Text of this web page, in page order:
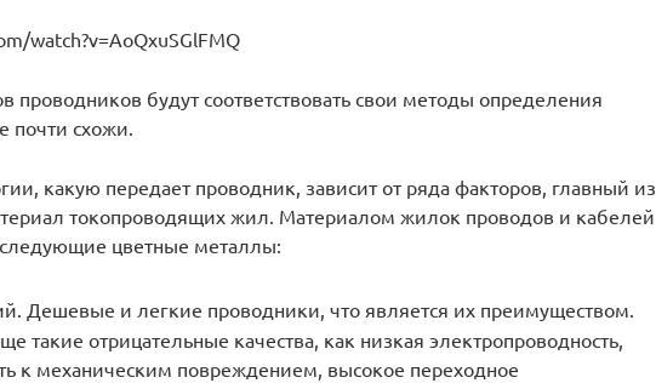
watch?v=AoQxuSGlFMQ
проводников будут соответствовать свои методы определения
почти схожи.
какую передает проводник, зависит от ряда факторов, главный из
токопроводящих жил. Материалом жилок проводов и кабелей
следующие цветные металлы:
Дешевые и легкие проводники, что является их преимуществом.
такие отрицательные качества, как низкая электропроводность,
к механическим повреждением, высокое переходное